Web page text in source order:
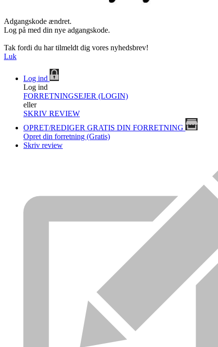
Adgangskode ændret.
Log på med din nye adgangskode.
Tak fordi du har tilmeldt dig vores nyhedsbrev!
Luk
Log ind
Log ind
FORRETNINGSEJER (LOGIN)
eller
SKRIV REVIEW
OPRET/REDIGER GRATIS DIN FORRETNING
Opret din forretning (Gratis)
Skriv review